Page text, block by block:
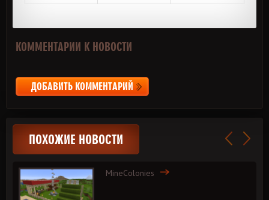
КОММЕНТАРИИ К НОВОСТИ
ДОБАВИТЬ КОММЕНТАРИЙ
ПОХОЖИЕ НОВОСТИ
MineColonies